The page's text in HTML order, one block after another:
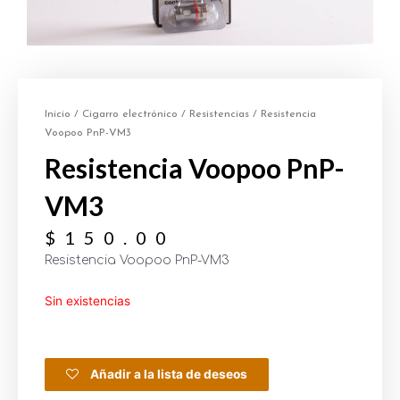
Inicio / Cigarro electrónico / Resistencias / Resistencia
Voopoo PnP-VM3
Resistencia Voopoo PnP-
VM3
$ 150.00
Resistencia Voopoo PnP-VM3
Sin existencias
Añadir a la lista de deseos